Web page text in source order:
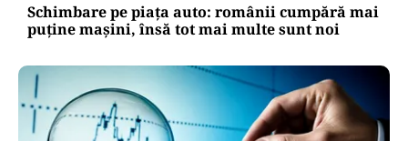
Schimbare pe piața auto: românii cumpără mai
puține mașini, însă tot mai multe sunt noi